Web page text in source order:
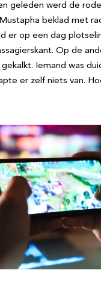
geleden werd de
beklad met
er op een dag
Op de
Iemand was
er zelf niets van.